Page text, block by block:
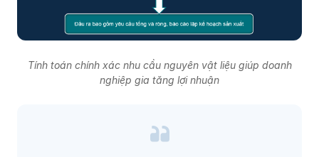
Tính toán chính xác nhu cầu nguyên vật liệu giúp doanh
nghiệp gia tăng lợi nhuận